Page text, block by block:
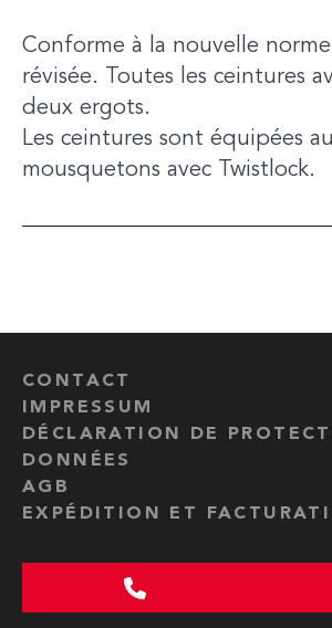
Conforme à la nouvelle
révisée. Toutes les ceintures
deux ergots.
Les ceintures sont équipées
mousquetons avec Twistlock.
CONTACT
IMPRESSUM
DÉCLARATION DE
DONNÉES
AGB
EXPÉDITION ET